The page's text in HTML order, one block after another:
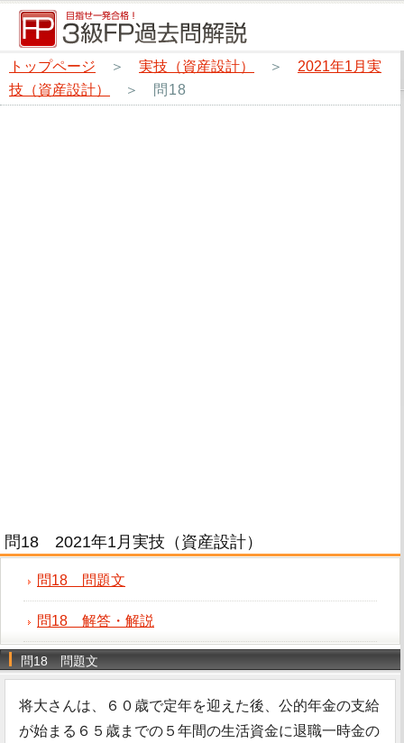
トップページ ＞ 実技（資産設計） ＞ 2021年1月実
技（資産設計）
＞ 問18
問18 2021年1月実技（資産設計）
問18 問題文
問18 解答・解説
問18 問題文
将大さんは、６０歳で定年を迎えた後、公的年金の支給
が始まる６５歳までの５年間の生活資金に退職一時金の